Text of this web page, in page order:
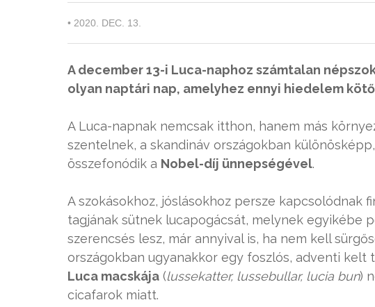
• 2020. DEC. 13.
A december 13-i Luca-naphoz számtalan
olyan naptári nap, amelyhez ennyi hiedelem
A Luca-napnak nemcsak itthon, hanem más
szentelnek, a skandináv országokban
összefonódik a Nobel-díj ünnepségével.
A szokásokhoz, jóslásokhoz persze kapcsolódnak
tagjának sütnek lucapogácsát, melynek egyikébe
szerencsés lesz, már annyival is, ha nem kell
országokban ugyanakkor egy foszlós, adventi kelt
Luca macskája (lussekatter, lussebullar, lucia bun)
cicafarok miatt.